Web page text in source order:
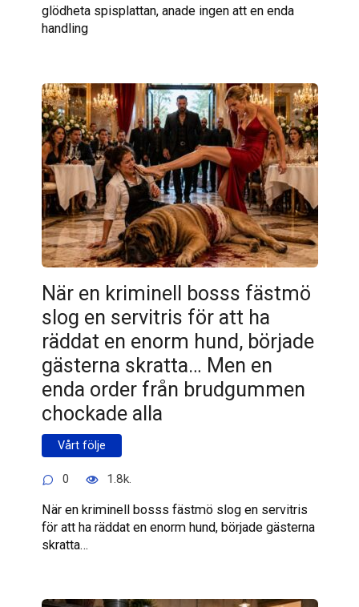
glödheta spisplattan, anade ingen att en enda
handling
När en kriminell bosss fästmö
slog en servitris för att ha
räddat en enorm hund, började
gästerna skratta… Men en
enda order från brudgummen
chockade alla
Vårt följe
0 1.8k.
När en kriminell bosss fästmö slog en servitris
för att ha räddat en enorm hund, började gästerna
skratta…